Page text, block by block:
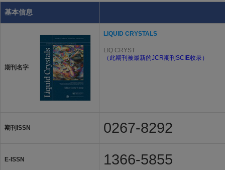
基本信息
期刊名字
LIQUID CRYSTALS
LIQ CRYST
（此期刊被最新的JCR期刊SCIE收录）
期刊ISSN 0267-8292
E-ISSN 1366-5855